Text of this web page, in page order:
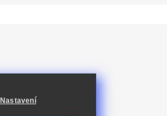
Nastavení